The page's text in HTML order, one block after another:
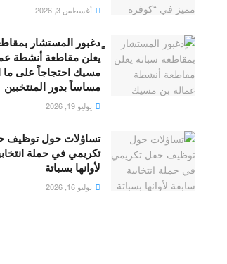
أغسطس 3, 2026
ٍدغبور المستشار
يعلن مقاطعة أنشطة
مسيك احتجاجاً على ما
مساساً بدور المنتخبين
يوليو 19, 2026
تساؤلات حول توظيف
تكريمي في حملة
لأوانها بسباتة
يوليو 16, 2026